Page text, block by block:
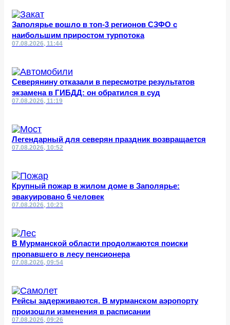
Заполярье вошло в топ-3 регионов СЗФО с
наибольшим приростом турпотока
07.08.2026, 11:44
Северянину отказали в пересмотре результатов
экзамена в ГИБДД: он обратился в суд
07.08.2026, 11:19
Легендарный для северян праздник возвращается
07.08.2026, 10:52
Крупный пожар в жилом доме в Заполярье:
эвакуировано 6 человек
07.08.2026, 10:23
В Мурманской области продолжаются поиски
пропавшего в лесу пенсионера
07.08.2026, 09:54
Рейсы задерживаются. В мурманском аэропорту
произошли изменения в расписании
07.08.2026, 09:26